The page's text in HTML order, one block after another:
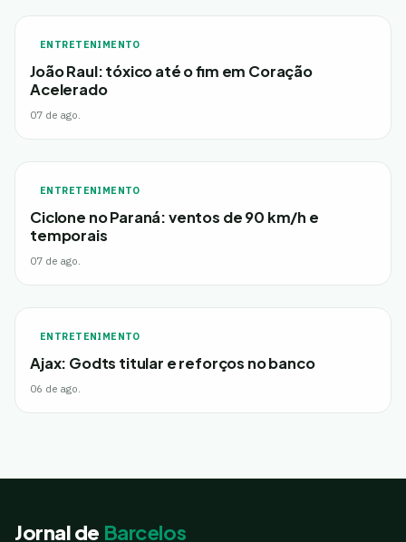
ENTRETENIMENTO
João Raul: tóxico até o fim em Coração
Acelerado
07 de ago.
ENTRETENIMENTO
Ciclone no Paraná: ventos de 90 km/h e
temporais
07 de ago.
ENTRETENIMENTO
Ajax: Godts titular e reforços no banco
06 de ago.
Jornal de Barcelos